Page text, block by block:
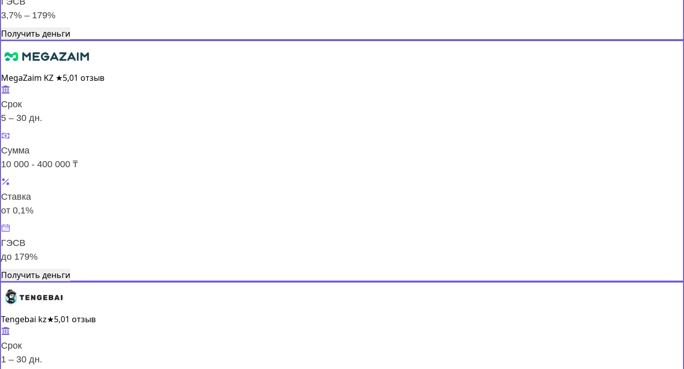
3,7% – 179%
Получить деньги
MegaZaim KZ ★5,01 отзыв
Срок
5 – 30 дн.
Сумма
10 000 - 400 000 ₸
Ставка
от 0,1%
ГЭСВ
до 179%
Получить деньги
Tengebai kz★5,01 отзыв
Срок
1 – 30 дн.